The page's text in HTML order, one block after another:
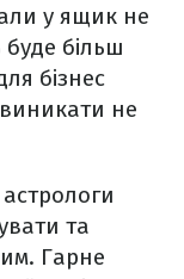
у ящик не
більш
бізнес
не
та
Гарне